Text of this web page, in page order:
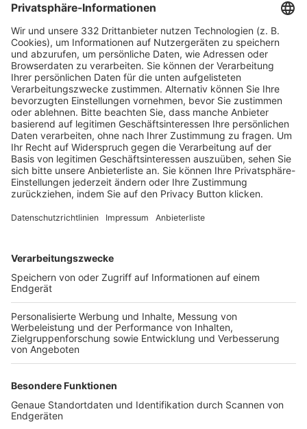
HÄUFIG BESUCHTE SEITEN
Pässe und Vereinswechsel
Trainerausbildung
Schulungsangebot Vereinsmitarbeiter
BFV-Geschäftsstellen
Trainerbörse
Login SpielPlus
FOLGE DEM BFV
TOP-VEREINE
TOP-PARTNER